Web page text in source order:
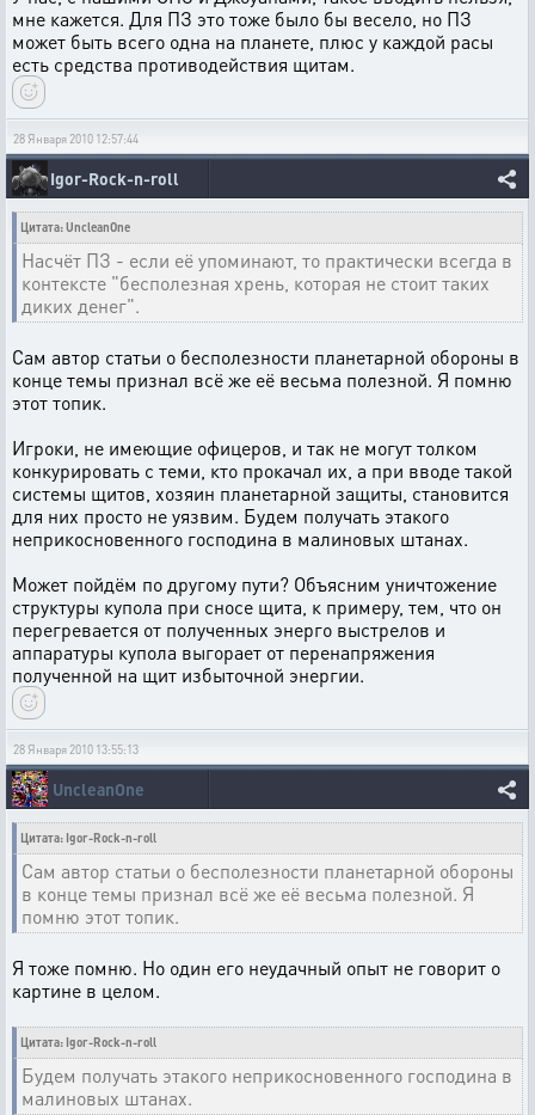
мне кажется. Для ПЗ это тоже было бы весело, но ПЗ
может быть всего одна на планете, плюс у каждой расы
есть средства противодействия щитам.
28 Января 2010 12:57:44
Igor-Rock-n-roll
Цитата: UncleanOne
Насчёт ПЗ - если её упоминают, то практически всегда в
контексте "бесполезная хрень, которая не стоит таких
диких денег".
Сам автор статьи о бесполезности планетарной обороны в
конце темы признал всё же её весьма полезной. Я помню
этот топик.
Игроки, не имеющие офицеров, и так не могут толком
конкурировать с теми, кто прокачал их, а при вводе такой
системы щитов, хозяин планетарной защиты, становится
для них просто не уязвим. Будем получать этакого
неприкосновенного господина в малиновых штанах.
Может пойдём по другому пути? Объясним уничтожение
структуры купола при сносе щита, к примеру, тем, что он
перегревается от полученных энерго выстрелов и
аппаратуры купола выгорает от перенапряжения
полученной на щит избыточной энергии.
28 Января 2010 13:55:13
UncleanOne
Цитата: Igor-Rock-n-roll
Сам автор статьи о бесполезности планетарной обороны
в конце темы признал всё же её весьма полезной. Я
помню этот топик.
Я тоже помню. Но один его неудачный опыт не говорит о
картине в целом.
Цитата: Igor-Rock-n-roll
Будем получать этакого неприкосновенного господина в
малиновых штанах.